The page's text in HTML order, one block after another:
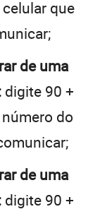
que
de uma
digite 90 +
do
de uma
digite 90 +